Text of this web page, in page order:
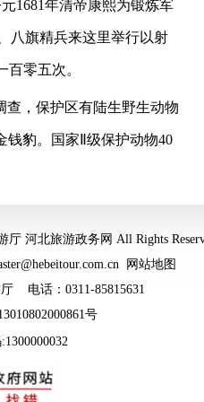
1681 年清帝康熙为锻炼军
八旗精兵来这里举行以射
零五次。
查，保护区有陆生野生动物
钱豹。国家Ⅱ级保护动物40
河北旅游政务网 All Rights
网站地图
电话：0311-85815631
号